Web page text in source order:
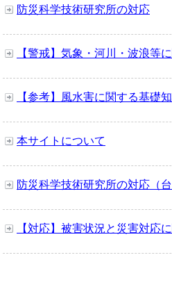
防災科学技術研究所の対応
【警戒】気象・河川・波浪等
【参考】風水害に関する基礎
本サイトについて
防災科学技術研究所の対応（
【対応】被害状況と災害対応